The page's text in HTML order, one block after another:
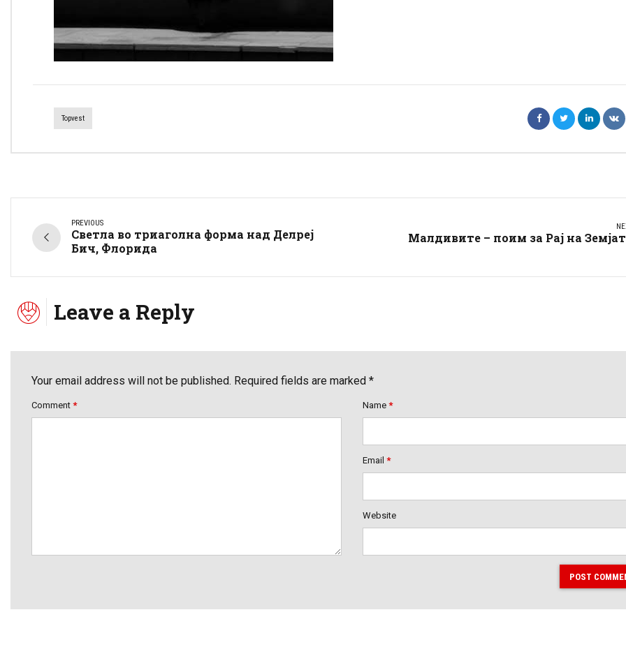
Topvest
PREVIOUS
Светла во триаголна форма над Делреј
Бич, Флорида
Малдивите – поим за Рај на
Leave a Reply
Your email address will not be published. Required fields are marked *
Comment * Name *
Email *
Website
POST